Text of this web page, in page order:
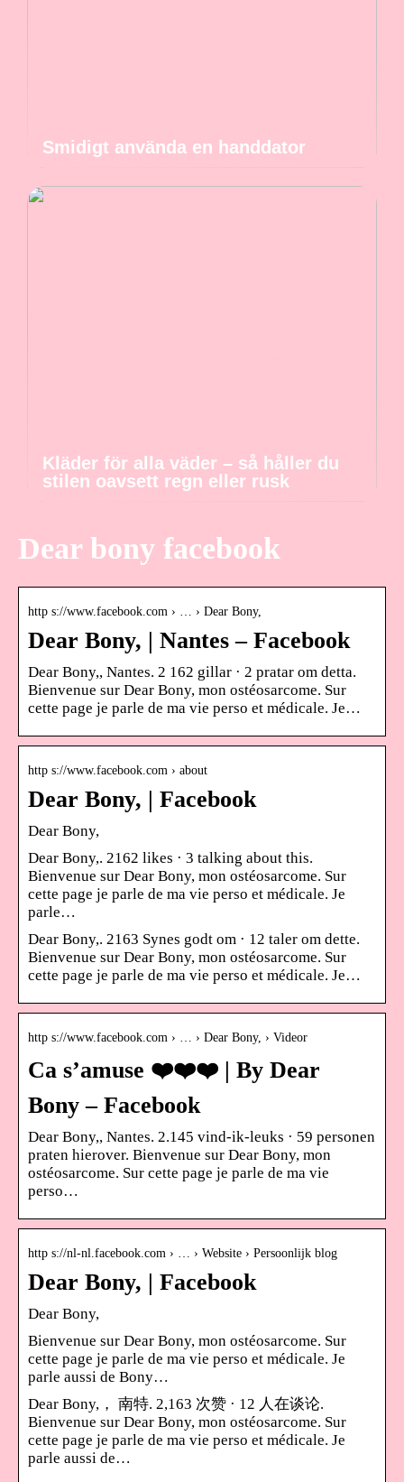
Smidigt använda en handdator
Kläder för alla väder – så håller du
stilen oavsett regn eller rusk
Dear bony facebook
http s://www.facebook.com › … › Dear Bony,
Dear Bony, | Nantes – Facebook
Dear Bony,, Nantes. 2 162 gillar · 2 pratar om detta.
Bienvenue sur Dear Bony, mon ostéosarcome. Sur
cette page je parle de ma vie perso et médicale. Je…
http s://www.facebook.com › about
Dear Bony, | Facebook
Dear Bony,
Dear Bony,. 2162 likes · 3 talking about this.
Bienvenue sur Dear Bony, mon ostéosarcome. Sur
cette page je parle de ma vie perso et médicale. Je
parle…
Dear Bony,. 2163 Synes godt om · 12 taler om dette.
Bienvenue sur Dear Bony, mon ostéosarcome. Sur
cette page je parle de ma vie perso et médicale. Je…
http s://www.facebook.com › … › Dear Bony, › Videor
Ca s’amuse ❤️❤️❤️ | By Dear
Bony – Facebook
Dear Bony,, Nantes. 2.145 vind-ik-leuks · 59 personen
praten hierover. Bienvenue sur Dear Bony, mon
ostéosarcome. Sur cette page je parle de ma vie
perso…
http s://nl-nl.facebook.com › … › Website › Persoonlijk blog
Dear Bony, | Facebook
Dear Bony,
Bienvenue sur Dear Bony, mon ostéosarcome. Sur
cette page je parle de ma vie perso et médicale. Je
parle aussi de Bony…
Dear Bony,， 南特. 2,163 次赞 · 12 人在谈论.
Bienvenue sur Dear Bony, mon ostéosarcome. Sur
cette page je parle de ma vie perso et médicale. Je
parle aussi de…